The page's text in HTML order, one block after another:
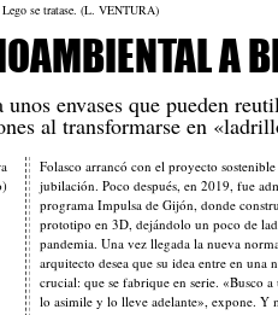
Lego se tratase. (L. VENTURA)
A
envases que pueden
al transformarse en
Folasco arrancó con el proyecto
jubilación. Poco después, en 2019, fue
programa Impulsa de Gijón, donde
prototipo en 3D, dejándolo un poco de
pandemia. Una vez llegada la nueva
arquitecto desea que su idea entre en una
crucial: que se fabrique en serie. «Busco a
lo asimile y lo lleve adelante», expone. Y